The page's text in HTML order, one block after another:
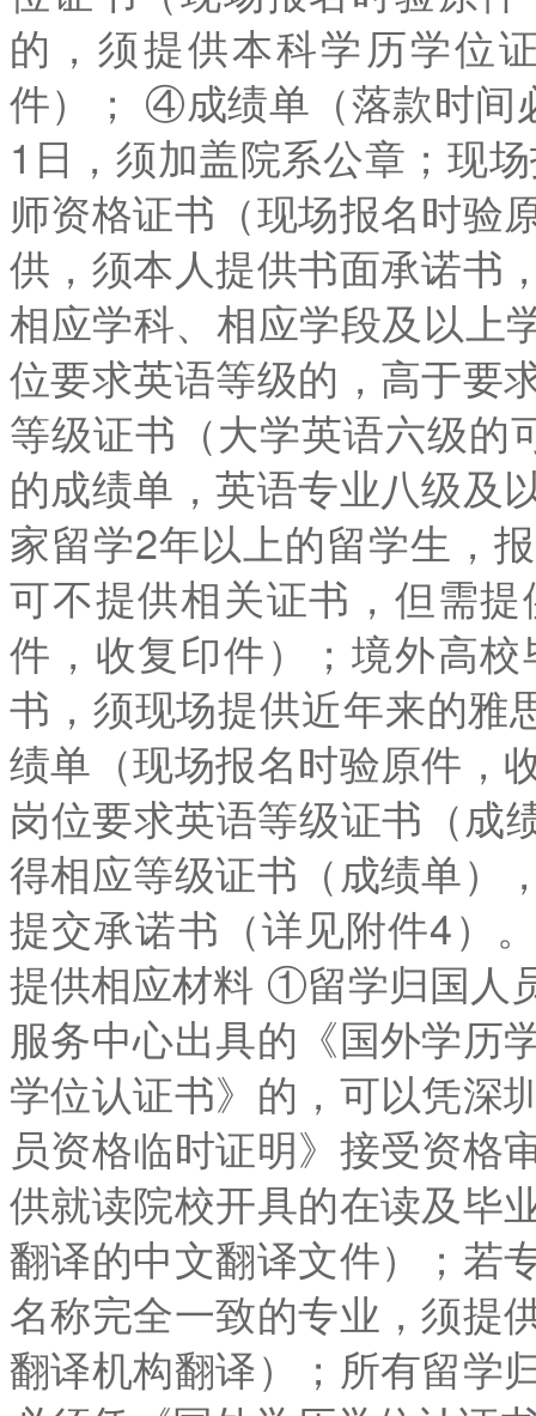
的，须提供本科学历学位
件）； ④成绩单（落款时间
1日，须加盖院系公章；现
师资格证书（现场报名时验
供，须本人提供书面承诺书
相应学科、相应学段及以
位要求英语等级的，高于要
等级证书（大学英语六级的
的成绩单，英语专业八级及
家留学2年以上的留学生，
可不提供相关证书，但需
件，收复印件）；境外高
书，须现场提供近年来的雅
绩单（现场报名时验原件，
岗位要求英语等级证书（成
得相应等级证书（成绩单）
提交承诺书（详见附件4）
提供相应材料 ①留学归国人
服务中心出具的《国外学历
学位认证书》的，可以凭深
员资格临时证明》接受资格
供就读院校开具的在读及毕
翻译的中文翻译文件）；若
名称完全一致的专业，须提
翻译机构翻译）；所有留学